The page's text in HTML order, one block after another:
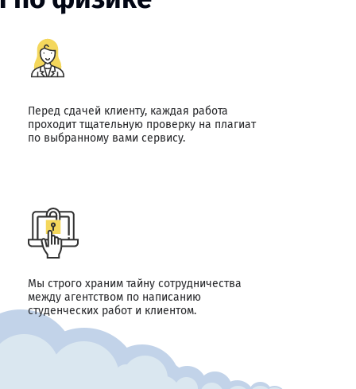
Перед сдачей клиенту, каждая работа
проходит тщательную проверку на плагиат
по выбранному вами сервису.
Мы строго храним тайну сотрудничества
между агентством по написанию
студенческих работ и клиентом.